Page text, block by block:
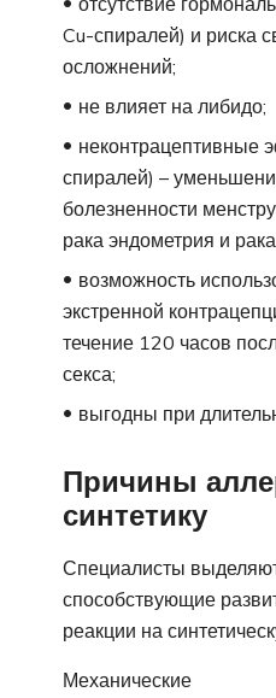
Cu-спиралей) и риска
осложнений;
не влияет на либидо;
неконтрацептивные
спиралей) –
болезненности
рака эндометрия и
возможность
экстренной
течение 120 часов
секса;
выгодны при
Причины
синтетику
Специалисты
способствующие
реакции на
Механические